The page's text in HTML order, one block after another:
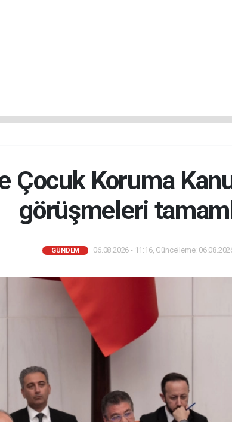
Çocuk Koruma
görüşmeleri
GÜNDEM 06.08.2026 - 11:16, Güncelleme: